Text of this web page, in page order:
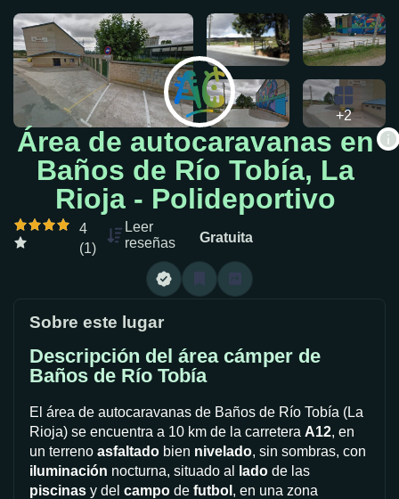
+2
Área de autocaravanas en
Baños de Río Tobía, La
Rioja - Polideportivo
4
(1)
Leer
reseñas
Gratuita
Sobre este lugar
Descripción del área cámper de
Baños de Río Tobía
El área de autocaravanas de Baños de Río Tobía (La
Rioja) se encuentra a 10 km de la carretera A12, en
un terreno asfaltado bien nivelado, sin sombras, con
iluminación nocturna, situado al lado de las
piscinas y del campo de futbol , en una zona